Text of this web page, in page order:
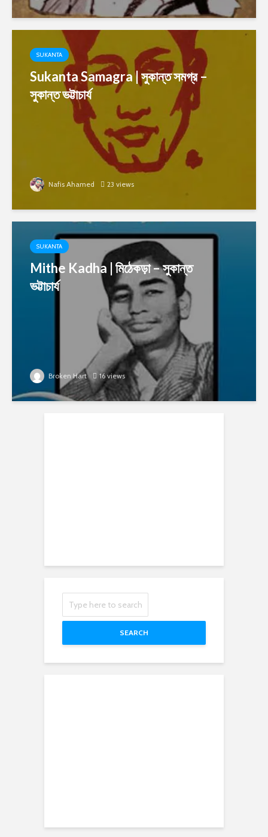
SUKANTA
Sukanta Samagra | সুকান্ত সমগ্র –
সুকান্ত ভট্টাচার্য
Nafis Ahamed 23 views
SUKANTA
Mithe Kadha | মিঠেকড়া – সুকান্ত
ভট্টাচার্য
Broken Hart 16 views
SEARCH